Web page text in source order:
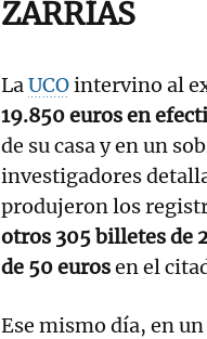
ZARRÍAS
LaUCOintervino al
19.850 euros en
de su casa y en un
investigadores
produjeron los
otros 305 billetes de
de 50 eurosen el
Ese mismo día, en